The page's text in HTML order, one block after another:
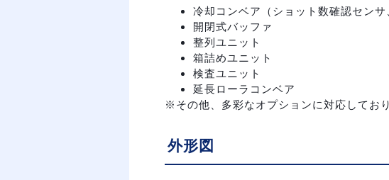
冷却コンベア（ショット数確認センサ
開閉式バッファ
整列ユニット
箱詰めユニット
検査ユニット
延長ローラコンベア
※その他、多彩なオプションに対応してお
外形図